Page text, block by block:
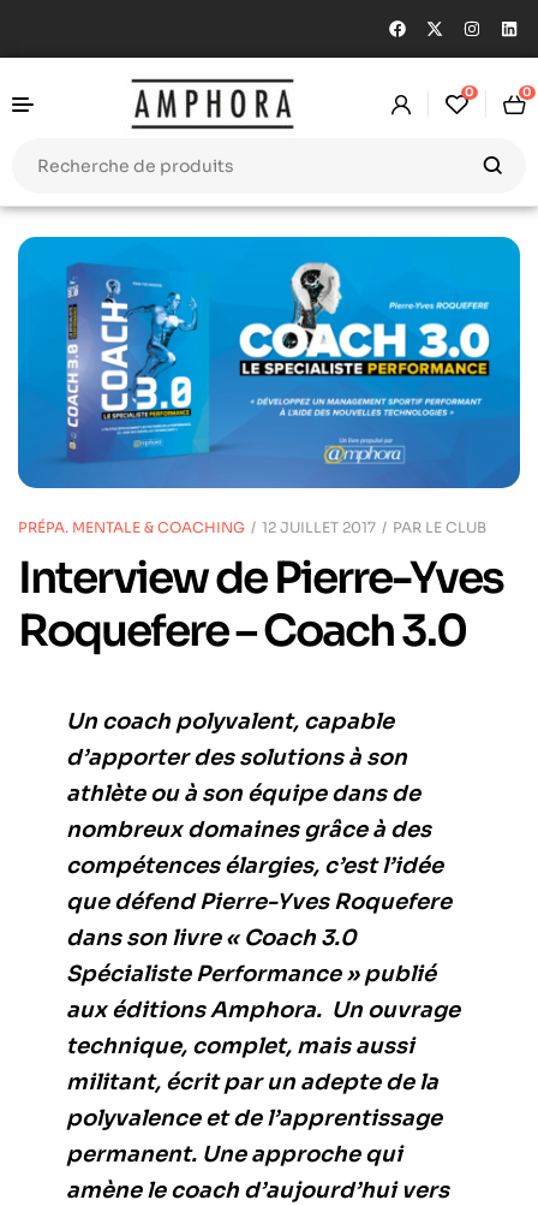
0 0
PRÉPA. MENTALE & COACHING 12 JUILLET 2017 PAR LE CLUB
Interview de Pierre-Yves
Roquefere – Coach 3.0
Un coach polyvalent, capable
d’apporter des solutions à son
athlète ou à son équipe dans de
nombreux domaines grâce à des
compétences élargies, c’est l’idée
que défend Pierre-Yves Roquefere
dans son livre « Coach 3.0
Spécialiste Performance » publié
aux éditions Amphora. Un ouvrage
technique, complet, mais aussi
militant, écrit par un adepte de la
polyvalence et de l’apprentissage
permanent. Une approche qui
amène le coach d’aujourd’hui vers